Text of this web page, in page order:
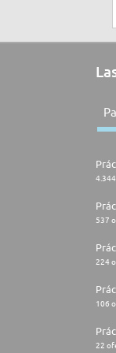
537
224
106
22